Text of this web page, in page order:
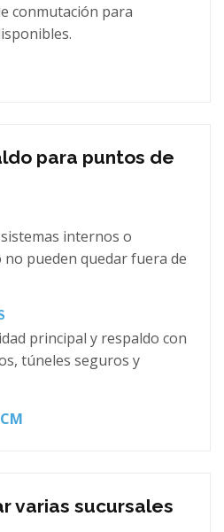
conmutación para
para puntos de
sistemas internos o
pueden quedar fuera de
principal y respaldo con
túneles seguros y
varias sucursales